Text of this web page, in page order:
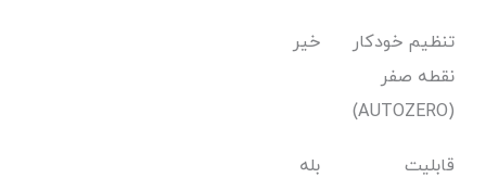
تنظیم خودکار
نقطه صفر
(AUTOZERO)
خیر
قابلیت
بله